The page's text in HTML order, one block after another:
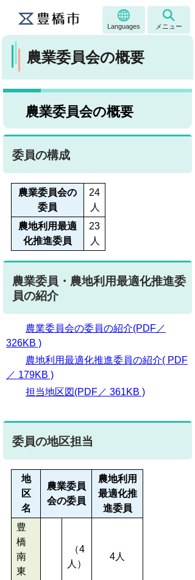
Languages メニュー
農業委員会の概要
農業委員会の概要
委員の構成
農業委員会の
委員
24
人
農地利用最適
化推進委員
23
人
農業委員・農地利用最適化推進委
員の紹介
農業委員会の委員の紹介(PDF／
326KB )
農地利用最適化推進委員の紹介( PDF
／ 179KB )
担当地区図(PDF／ 361KB )
委員の地区担当
地
区
名
農業委員
会の委員
農地利用
最適化推
進委員
豊
橋
南
東
（4
人）
4人